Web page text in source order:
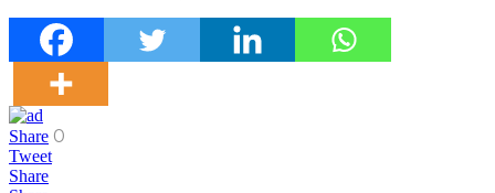
Share 0
Tweet
Share